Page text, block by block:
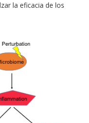
la eficacia de los